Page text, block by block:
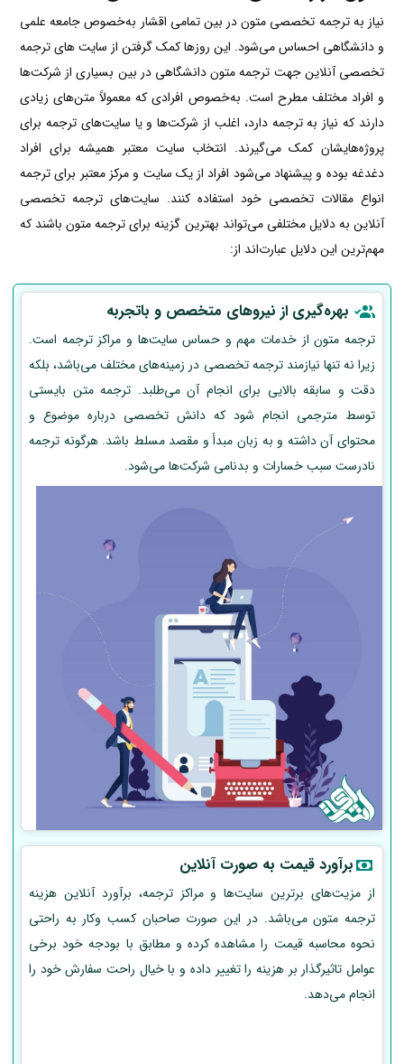
نیاز به ترجمه تخصصی متون در بین تمامی اقشار به‌خصوص جامعه علمی
و دانشگاهی احساس می‌شود. این روزها کمک گرفتن از سایت های ترجمه
تخصصی آنلاین جهت ترجمه متون دانشگاهی در بین بسیاری از شرکت‌ها
و افراد مختلف مطرح است. به‌خصوص افرادی که معمولاً متن‌های زیادی
دارند که نیاز به ترجمه دارد، اغلب از شرکت‌ها و یا سایت‌های ترجمه برای
پروژه‌هایشان کمک می‌گیرند. انتخاب سایت معتبر همیشه برای افراد
دغدغه بوده و پیشنهاد می‌شود افراد از یک سایت و مرکز معتبر برای ترجمه
انواع مقالات تخصصی خود استفاده کنند. سایت‌های ترجمه تخصصی
آنلاین به دلایل مختلفی می‌تواند بهترین گزینه برای ترجمه متون باشند که
مهم‌ترین این دلایل عبارت‌اند از:
بهره‌گیری از نیروهای متخصص و باتجربه
ترجمه متون از خدمات مهم و حساس سایت‌ها و مراکز ترجمه است.
زیرا نه تنها نیازمند ترجمه تخصصی در زمینه‌های مختلف می‌باشد، بلکه
دقت و سابقه بالایی برای انجام آن می‌طلبد. ترجمه متن بایستی
توسط مترجمی انجام شود که دانش تخصصی درباره موضوع و
محتوای آن داشته و به زبان مبدأ و مقصد مسلط باشد. هرگونه ترجمه
نادرست سبب خسارات و بدنامی شرکت‌ها می‌شود.
برآورد قیمت به صورت آنلاین
از مزیت‌های برترین سایت‌ها و مراکز ترجمه، برآورد آنلاین هزینه
ترجمه متون می‌باشد. در این صورت صاحبان کسب وکار به راحتی
نحوه محاسبه قیمت را مشاهده کرده و مطابق با بودجه خود برخی
عوامل تاثیرگذار بر هزینه را تغییر داده و با خیال راحت سفارش خود را
انجام می‌دهد.